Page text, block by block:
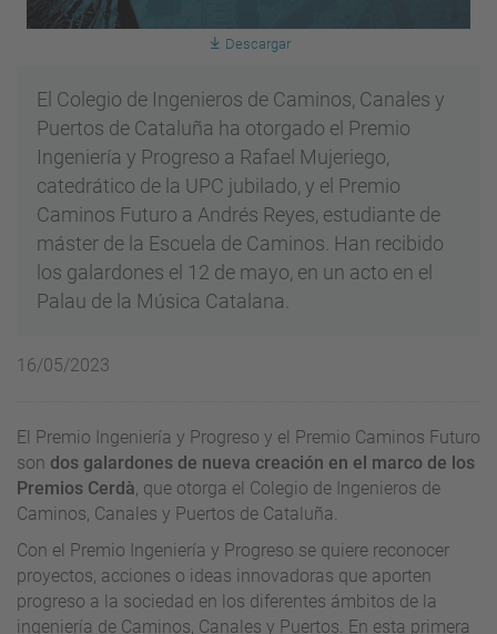
Descargar
El Colegio de Ingenieros de Caminos, Canales y
Puertos de Cataluña ha otorgado el Premio
Ingeniería y Progreso a Rafael Mujeriego,
catedrático de la UPC jubilado, y el Premio
Caminos Futuro a Andrés Reyes, estudiante de
máster de la Escuela de Caminos. Han recibido
los galardones el 12 de mayo, en un acto en el
Palau de la Música Catalana.
16/05/2023
El Premio Ingeniería y Progreso y el Premio Caminos Futuro
son dos galardones de nueva creación en el marco de los
Premios Cerdà, que otorga el Colegio de Ingenieros de
Caminos, Canales y Puertos de Cataluña.
Con el Premio Ingeniería y Progreso se quiere reconocer
proyectos, acciones o ideas innovadoras que aporten
progreso a la sociedad en los diferentes ámbitos de la
ingeniería de Caminos, Canales y Puertos. En esta primera